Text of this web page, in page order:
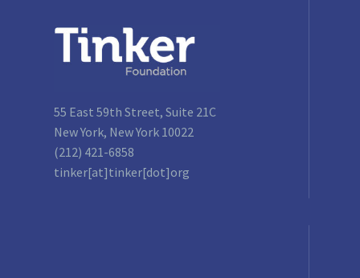
55 East 59th Street, Suite 21C
New York, New York 10022
(212) 421-6858
tinker[at]tinker[dot]org